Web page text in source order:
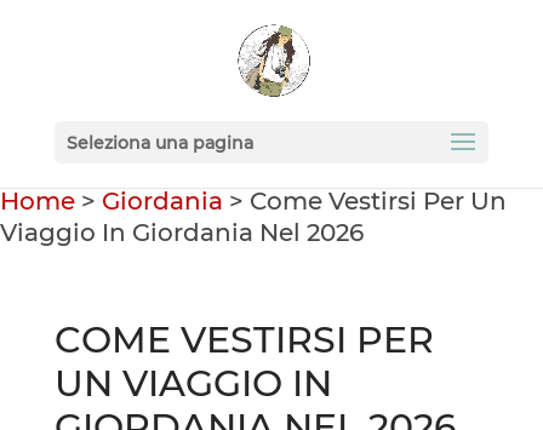
Seleziona una pagina
Home > Giordania > Come Vestirsi Per Un
Viaggio In Giordania Nel 2026
COME VESTIRSI PER
UN VIAGGIO IN